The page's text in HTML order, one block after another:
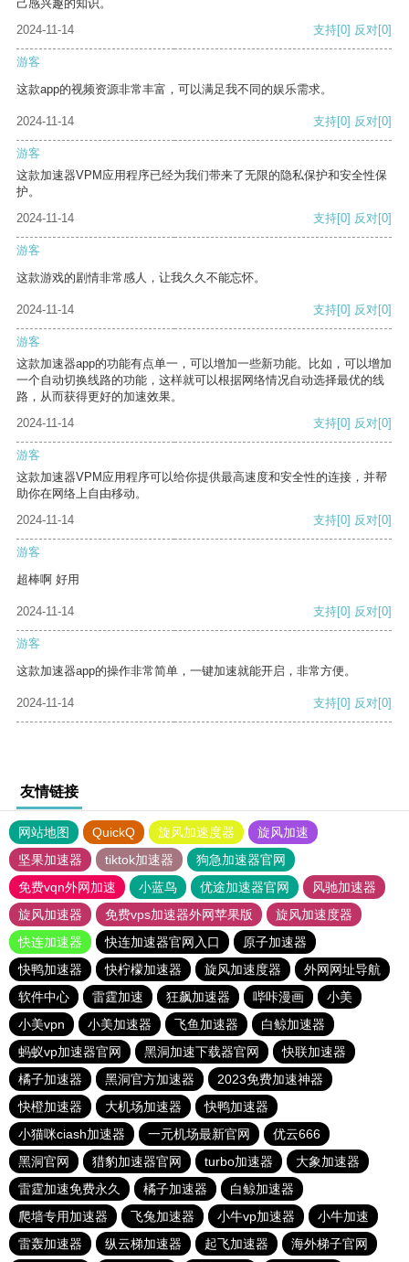
己感兴趣的知识。
2024-11-14
支持[0] 反对[0]
游客
这款app的视频资源非常丰富，可以满足我不同的娱乐需求。
2024-11-14 支持[0] 反对[0]
游客
这款加速器VPM应用程序已经为我们带来了无限的隐私保护和安全性保
护。
2024-11-14
支持[0] 反对[0]
游客
这款游戏的剧情非常感人，让我久久不能忘怀。
2024-11-14 支持[0] 反对[0]
游客
这款加速器app的功能有点单一，可以增加一些新功能。比如，可以增加
一个自动切换线路的功能，这样就可以根据网络情况自动选择最优的线
路，从而获得更好的加速效果。
2024-11-14
支持[0] 反对[0]
游客
这款加速器VPM应用程序可以给你提供最高速度和安全性的连接，并帮
助你在网络上自由移动。
2024-11-14
支持[0] 反对[0]
游客
超棒啊 好用
2024-11-14 支持[0] 反对[0]
游客
这款加速器app的操作非常简单，一键加速就能开启，非常方便。
2024-11-14 支持[0] 反对[0]
友情链接
网站地图 QuickQ 旋风加速度器
旋风加速
坚果加速器
tiktok加速器
狗急加速器官网
免费vqn外网加速
小蓝鸟 优途加速器官网
风驰加速器
旋风加速器
免费vps加速器外网苹果版
旋风加速度器
快连加速器
快连加速器官网入口
原子加速器
快鸭加速器
快柠檬加速器 旋风加速度器
外网网址导航
软件中心
雷霆加速 狂飙加速器 哔咔漫画
小美
小美vpn
小美加速器 飞鱼加速器
白鲸加速器
蚂蚁vp加速器官网
黑洞加速下载器官网
快联加速器
橘子加速器
黑洞官方加速器
2023免费加速神器
快橙加速器
大机场加速器
快鸭加速器
小猫咪ciash加速器
一元机场最新官网
优云666
黑洞官网
猎豹加速器官网 turbo加速器
大象加速器
雷霆加速免费永久
橘子加速器
白鲸加速器
爬墙专用加速器
飞兔加速器 小牛vp加速器
小牛加速
雷轰加速器
纵云梯加速器 起飞加速器 海外梯子官网